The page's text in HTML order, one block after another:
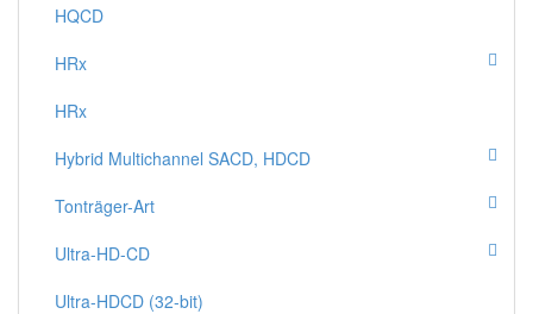
HQCD
HRx
HRx
Hybrid Multichannel SACD, HDCD
Tonträger-Art
Ultra-HD-CD
Ultra-HDCD (32-bit)